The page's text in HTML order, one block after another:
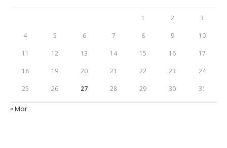
1 2 3
4 5 6 7 8 9 10
11 12 13 14 15 16 17
18 19 20 21 22 23 24
25 26 27 28 29 30 31
« Mar